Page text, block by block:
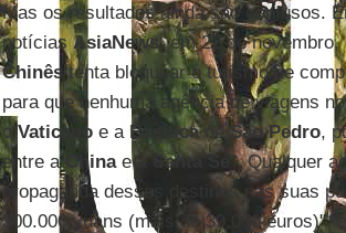
Mas os resultados ainda são confusos.
notíciasAsiaNews, em 22 de
Chinês tenta bloquear o turismo de
para que nenhuma agência de viagens
oVaticanoe a BasílicadeSão Pedro,
entre aChinae a Santa Sé ". Qualquer
propaganda desses destinos nas suas
300.000 yuans (mais de 39.000 euros)",